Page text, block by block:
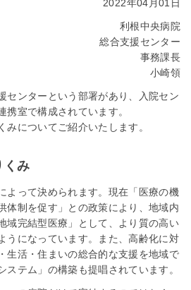
2022年04月01日
利根中央病院
総合支援センター
事務課長
小崎領
センターという部署があり、入院セン
携室で構成されています。
みについてご紹介いたします。
くみ
よって決められます。現在「医療の機
体制を促す」との政策により、地域内
域完結型医療」として、より質の高い
うになっています。また、高齢化に対
生活・住まいの総合的な支援を地域で
ステム」の構築も提唱されています。